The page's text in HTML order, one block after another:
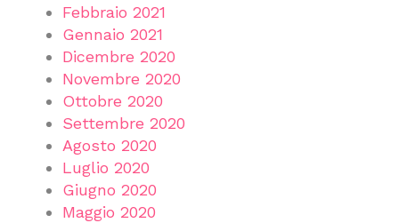
Febbraio 2021
Gennaio 2021
Dicembre 2020
Novembre 2020
Ottobre 2020
Settembre 2020
Agosto 2020
Luglio 2020
Giugno 2020
Maggio 2020